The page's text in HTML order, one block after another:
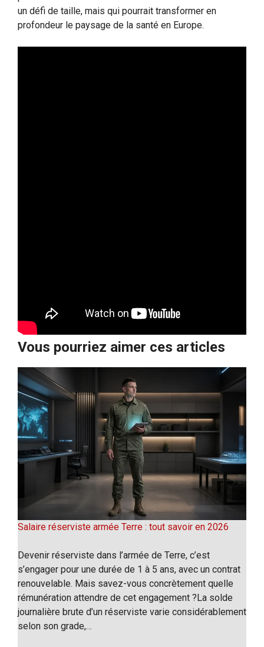
un défi de taille, mais qui pourrait transformer en
profondeur le paysage de la santé en Europe.
Vous pourriez aimer ces articles
Salaire réserviste armée Terre : tout savoir en 2026
Devenir réserviste dans l’armée de Terre, c’est
s’engager pour une durée de 1 à 5 ans, avec un contrat
renouvelable. Mais savez-vous concrètement quelle
rémunération attendre de cet engagement ?La solde
journalière brute d’un réserviste varie considérablement
selon son grade,…